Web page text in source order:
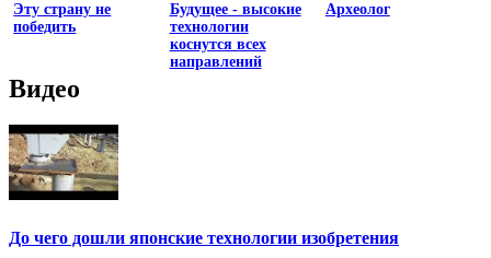
Эту страну не
победить
Будущее - высокие
технологии
коснутся всех
направлений
Археолог
Видео
До чего дошли японские технологии изобретения